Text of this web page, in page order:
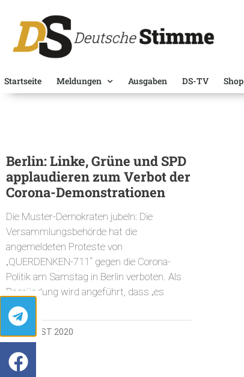
Startseite Meldungen Ausgaben DS-TV Shop
Berlin: Linke, Grüne und SPD
applaudieren zum Verbot der
Corona-Demonstrationen
Die Muster-Demokraten jubeln: Die
Versammlungsbehörde hat die
angemeldeten Proteste von
„QUERDENKEN-711“ gegen die Corona-
Politik am Samstag in Berlin verboten. Als
Begründung wird angeführt, dass „es
26. AUGUST 2020